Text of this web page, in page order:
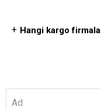
+ Hangi kargo
Ad